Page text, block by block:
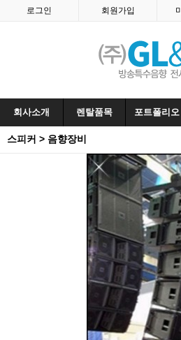
로그인 회원가입
회사소개 렌탈품목 포트폴리오
스피커 > 음향장비